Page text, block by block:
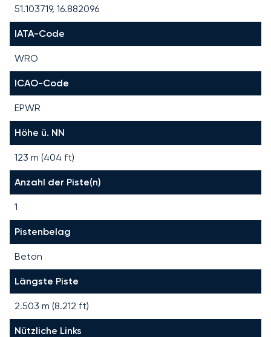
51.103719, 16.882096
IATA-Code
WRO
ICAO-Code
EPWR
Höhe ü. NN
123 m (404 ft)
Anzahl der Piste(n)
1
Pistenbelag
Beton
Längste Piste
2.503 m (8.212 ft)
Nützliche Links